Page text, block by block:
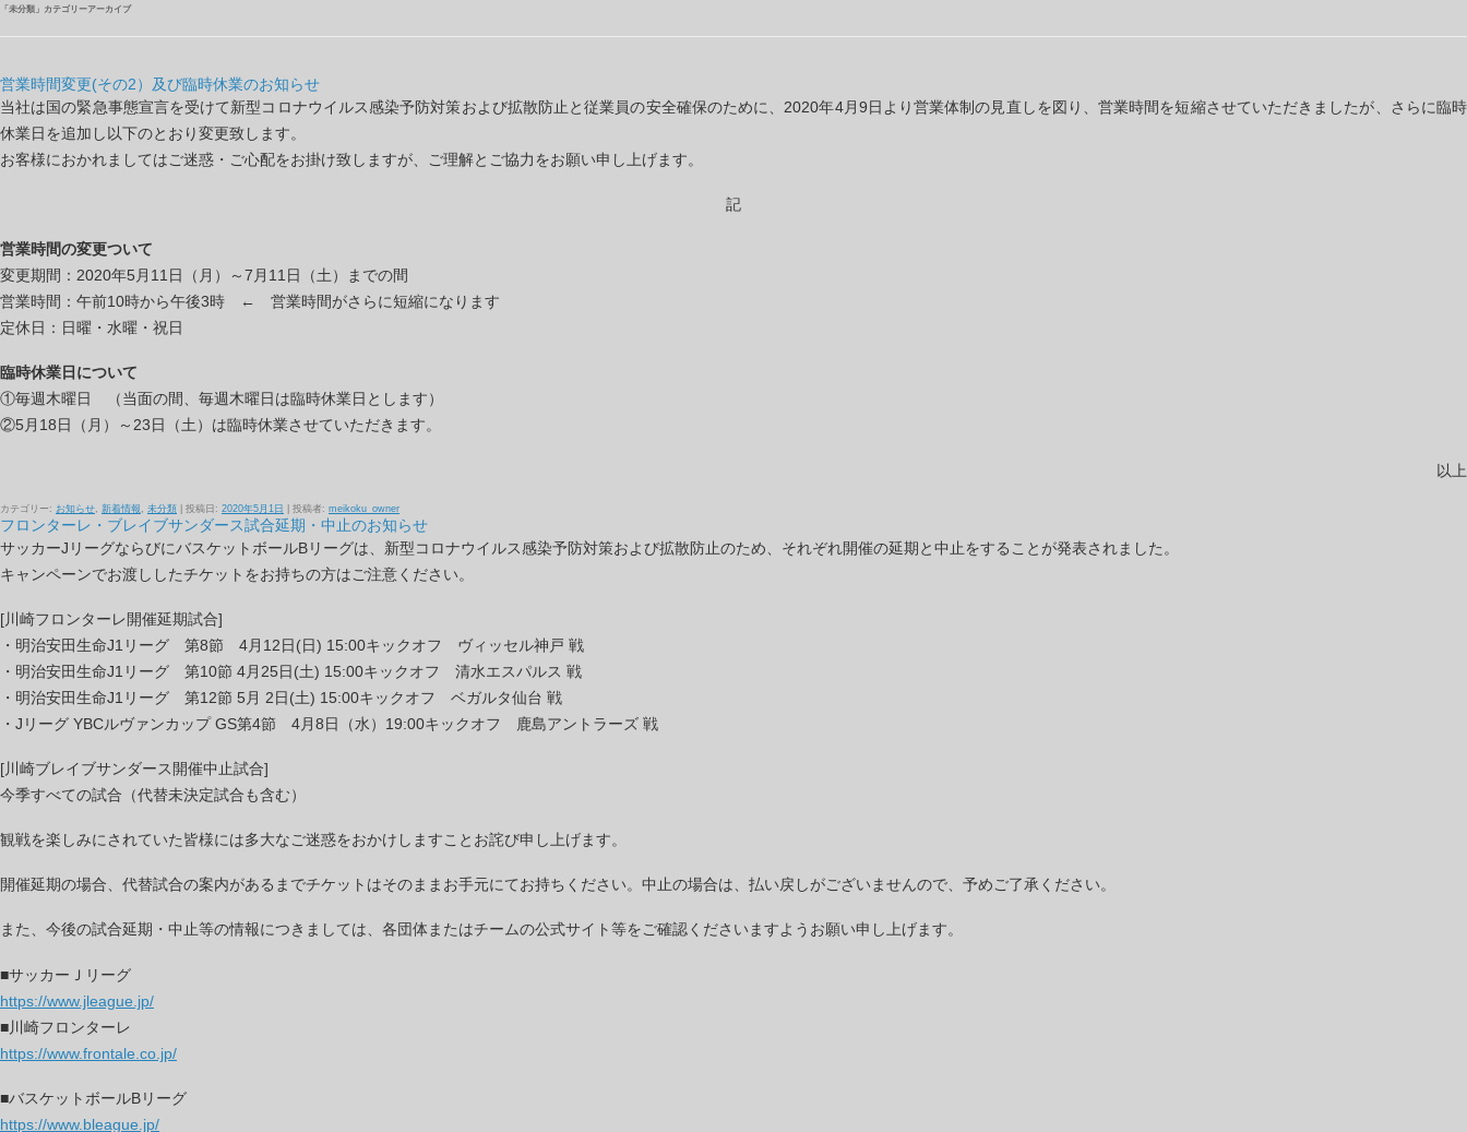
「 未分類 」カテゴリーアーカイブ
営業時間変更(その2）及び臨時休業のお知らせ
当社は国の緊急事態宣言を受けて新型コロナウイルス感染予防対策および拡散防止と従業員の安全確保のために、2020年4月9日より営業体制の見直しを図り、営業時間を短縮させていただきましたが、さらに臨時
休業日を追加し以下のとおり変更致します。
お客様におかれましてはご迷惑・ご心配をお掛け致しますが、ご理解とご協力をお願い申し上げます。
記
営業時間の変更ついて
変更期間：2020年5月11日（月）～7月11日（土）までの間
営業時間：午前10時から午後3時 ← 営業時間がさらに短縮になります
定休日：日曜・水曜・祝日
臨時休業日について
①毎週木曜日 （当面の間、毎週木曜日は臨時休業日とします）
②5月18日（月）～23日（土）は臨時休業させていただきます。
以上
カテゴリー: お知らせ 新着情報 未分類 | 投稿日: 2020年5月1日 投稿者: meikoku_owner
フロンターレ・ブレイブサンダース試合延期・中止のお知らせ
サッカーJリーグならびにバスケットボールBリーグは、新型コロナウイルス感染予防対策および拡散防止のため、それぞれ開催の延期と中止をすることが発表されました。
キャンペーンでお渡ししたチケットをお持ちの方はご注意ください。
[川崎フロンターレ開催延期試合]
・明治安田生命J1リーグ 第8節 4月12日(日) 15:00キックオフ ヴィッセル神戸 戦
・明治安田生命J1リーグ 第10節 4月25日(土) 15:00キックオフ 清水エスパルス 戦
・明治安田生命J1リーグ 第12節 5月 2日(土) 15:00キックオフ ベガルタ仙台 戦
・Jリーグ YBCルヴァンカップ GS第4節 4月8日（水）19:00キックオフ 鹿島アントラーズ 戦
[川崎ブレイブサンダース開催中止試合]
今季すべての試合（代替未決定試合も含む）
観戦を楽しみにされていた皆様には多大なご迷惑をおかけしますことお詫び申し上げます。
開催延期の場合、代替試合の案内があるまでチケットはそのままお手元にてお持ちください。中止の場合は、払い戻しがございませんので、予めご了承ください。
また、今後の試合延期・中止等の情報につきましては、各団体またはチームの公式サイト等をご確認くださいますようお願い申し上げます。
■サッカーＪリーグ
https://www.jleague.jp/
■川崎フロンターレ
https://www.frontale.co.jp/
■バスケットボールBリーグ
https://www.bleague.jp/